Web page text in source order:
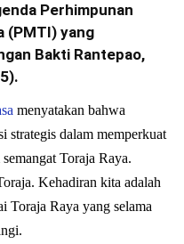
Perhimpunan
(PMTI) yang
Bakti Rantepao,
menyatakan bahwa
strategis dalam memperkuat
Toraja Raya.
Kehadiran kita adalah
Toraja Raya yang selama